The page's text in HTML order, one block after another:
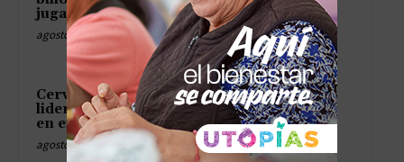
jugada de abuela taimada
agosto 8, 2026
Cerveza mexicana conserva
liderazgo mundial pese a caída
en exportaciones
agosto 8, 2026